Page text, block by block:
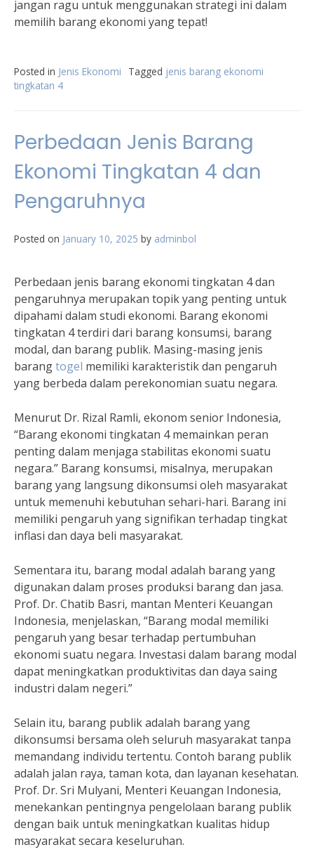
jangan ragu untuk menggunakan strategi ini dalam
memilih barang ekonomi yang tepat!
Posted in Jenis Ekonomi Tagged jenis barang ekonomi
tingkatan 4
Perbedaan Jenis Barang
Ekonomi Tingkatan 4 dan
Pengaruhnya
Posted on January 10, 2025 by adminbol
Perbedaan jenis barang ekonomi tingkatan 4 dan
pengaruhnya merupakan topik yang penting untuk
dipahami dalam studi ekonomi. Barang ekonomi
tingkatan 4 terdiri dari barang konsumsi, barang
modal, dan barang publik. Masing-masing jenis
barangtogel memiliki karakteristik dan pengaruh
yang berbeda dalam perekonomian suatu negara.
Menurut Dr. Rizal Ramli, ekonom senior Indonesia,
“Barang ekonomi tingkatan 4 memainkan peran
penting dalam menjaga stabilitas ekonomi suatu
negara.” Barang konsumsi, misalnya, merupakan
barang yang langsung dikonsumsi oleh masyarakat
untuk memenuhi kebutuhan sehari-hari. Barang ini
memiliki pengaruh yang signifikan terhadap tingkat
inflasi dan daya beli masyarakat.
Sementara itu, barang modal adalah barang yang
digunakan dalam proses produksi barang dan jasa.
Prof. Dr. Chatib Basri, mantan Menteri Keuangan
Indonesia, menjelaskan, “Barang modal memiliki
pengaruh yang besar terhadap pertumbuhan
ekonomi suatu negara. Investasi dalam barang modal
dapat meningkatkan produktivitas dan daya saing
industri dalam negeri.”
Selain itu, barang publik adalah barang yang
dikonsumsi bersama oleh seluruh masyarakat tanpa
memandang individu tertentu. Contoh barang publik
adalah jalan raya, taman kota, dan layanan kesehatan.
Prof. Dr. Sri Mulyani, Menteri Keuangan Indonesia,
menekankan pentingnya pengelolaan barang publik
dengan baik untuk meningkatkan kualitas hidup
masyarakat secara keseluruhan.